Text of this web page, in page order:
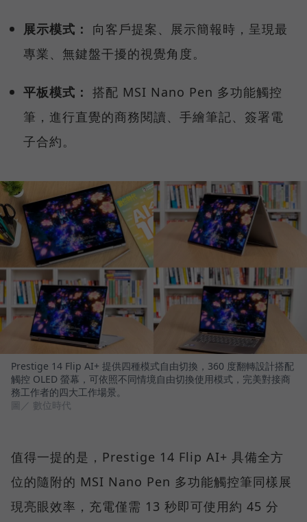
展示模式：
向客戶提案、展示簡報時，呈現最
專業、無鍵盤干擾的視覺角度。
平板模式： 搭配 MSI Nano Pen 多功能觸控
筆，進行直覺的商務閱讀、手繪筆記、簽署電
子合約。
Prestige 14 Flip AI+ 提供四種模式自由切換，360 度翻轉設計搭配
觸控 OLED 螢幕，可依照不同情境自由切換使用模式，完美對接商
務工作者的四大工作場景。
圖／ 數位時代
值得一提的是，Prestige 14 Flip AI+ 具備全方
位的隨附的 MSI Nano Pen 多功能觸控筆同樣展
現亮眼效率，充電僅需 13 秒即可使用約 45 分